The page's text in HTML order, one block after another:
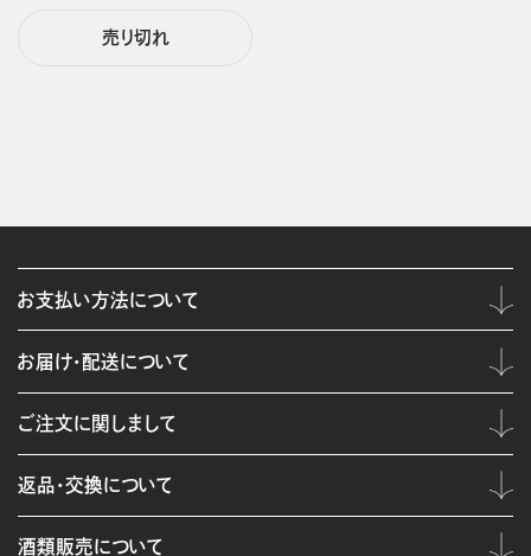
売り切れ
お支払い方法について
お届け・配送について
ご注文に関しまして
返品・交換について
酒類販売について